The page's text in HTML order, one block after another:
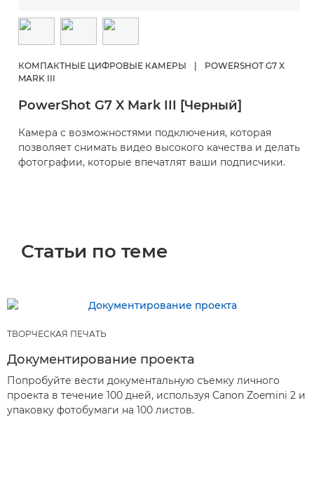
КОМПАКТНЫЕ ЦИФРОВЫЕ КАМЕРЫ
POWERSHOT G7 X
MARK III
PowerShot G7 X Mark III [Черный]
Камера с возможностями подключения, которая
позволяет снимать видео высокого качества и делать
фотографии, которые впечатлят ваши подписчики.
Статьи по теме
ТВОРЧЕСКАЯ ПЕЧАТЬ
Документирование проекта
Попробуйте вести документальную съемку личного
проекта в течение 100 дней, используя Canon Zoemini 2 и
упаковку фотобумаги на 100 листов.